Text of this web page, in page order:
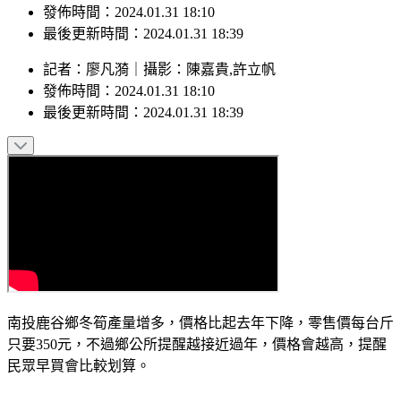
發佈時間：2024.01.31 18:10
最後更新時間：2024.01.31 18:39
記者 ： 廖凡漪 攝影 ： 陳嘉貴,許立帆
發佈時間： 2024.01.31 18:10
最後更新時間： 2024.01.31 18:39
南投鹿谷鄉冬筍產量增多，價格比起去年下降，零售價每台斤
只要350元，不過鄉公所提醒越接近過年，價格會越高，提醒
民眾早買會比較划算。